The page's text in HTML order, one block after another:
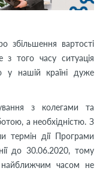
збільшення вартості
з того часу ситуація
у нашій країні дуже
з колегами та
а необхідністю. З
термін дії Програми
до 30.06.2020, тому
найближчим часом не